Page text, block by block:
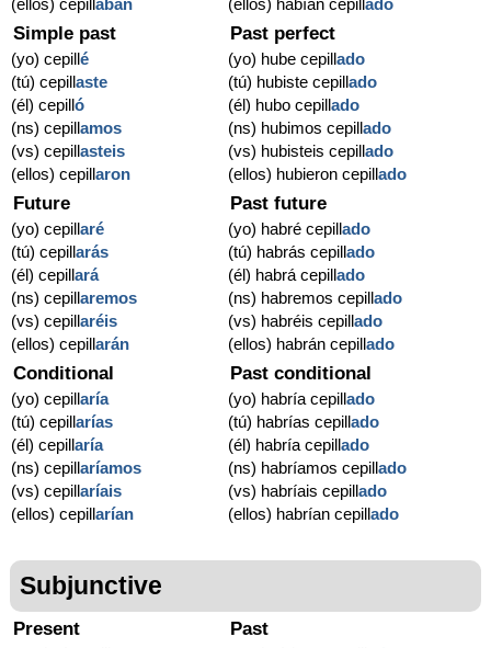
(ellos) cepillaban
(ellos) habían cepillado
Simple past
(yo) cepillé
(tú) cepillaste
(él) cepilló
(ns) cepillamos
(vs) cepillasteis
(ellos) cepillaron
Past perfect
(yo) hube cepillado
(tú) hubiste cepillado
(él) hubo cepillado
(ns) hubimos cepillado
(vs) hubisteis cepillado
(ellos) hubieron cepillado
Future
(yo) cepillaré
(tú) cepillarás
(él) cepillará
(ns) cepillaremos
(vs) cepillaréis
(ellos) cepillarán
Past future
(yo) habré cepillado
(tú) habrás cepillado
(él) habrá cepillado
(ns) habremos cepillado
(vs) habréis cepillado
(ellos) habrán cepillado
Conditional
(yo) cepillaría
(tú) cepillarías
(él) cepillaría
(ns) cepillaríamos
(vs) cepillaríais
(ellos) cepillarían
Past conditional
(yo) habría cepillado
(tú) habrías cepillado
(él) habría cepillado
(ns) habríamos cepillado
(vs) habríais cepillado
(ellos) habrían cepillado
Subjunctive
Present Past